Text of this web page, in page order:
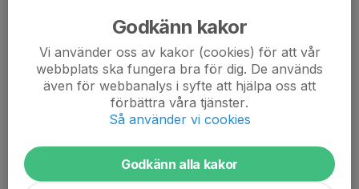
Kontaktpersoner visas endast för inloggade i gruppen
F10
Magnus Berglund, Tränare
Kristian Eden, Åldersgruppsansvarig/Tränare
F13
Godkänn kakor
Vi använder oss av kakor (cookies) för att vår
webbplats ska fungera bra för dig. De används
även för webbanalys i syfte att hjälpa oss att
förbättra våra tjänster.
Så använder vi cookies
Godkänn alla kakor